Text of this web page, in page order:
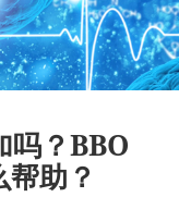
吗？BBO
助？